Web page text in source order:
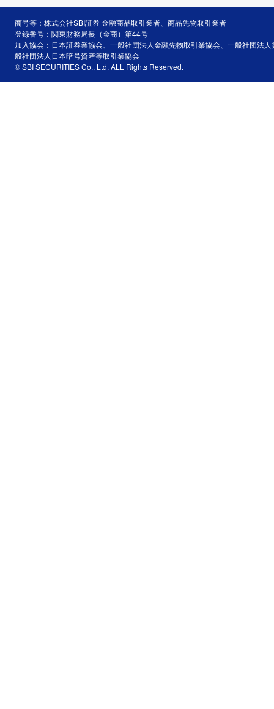
商号等：株式会社SBI証券 金融商品取引業者、商品先物取引業者
登録番号：関東財務局長（金商）第44号
加入協会：日本証券業協会、一般社団法人金融先物取引業協会、一般社団法
般社団法人日本暗号資産等取引業協会
© SBI SECURITIES Co., Ltd. ALL Rights Reserved.